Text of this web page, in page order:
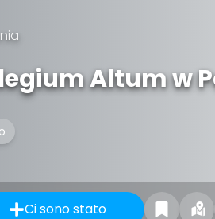
Altum w
Ci sono stato